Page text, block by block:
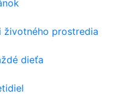
životného prostredia
dieťa